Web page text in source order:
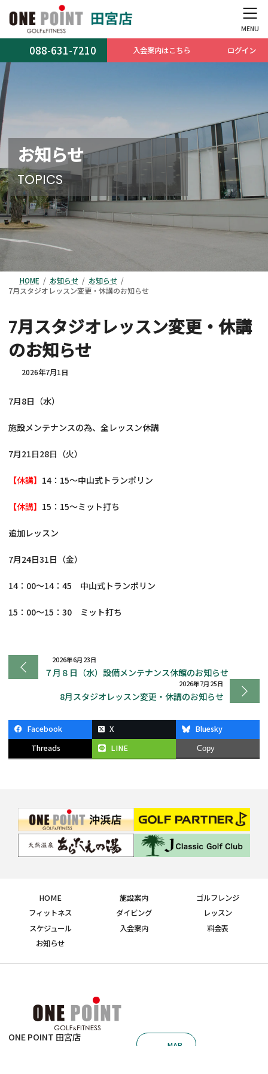
ン
へ
ス
キ
ッ
プ
ー
ョ
ン
に
移
動
088-631-7210 入会案内はこちら ログイン
お知らせ
TOPICS
HOME お知らせ
お知らせ
7月スタジオレッスン変更・休講のお知らせ
7月スタジオレッスン変更・休講
のお知らせ
2026年7月1日
7月8日（水）
施設メンテナンスの為、全レッスン休講
7月21日28日（火）
【休講】 14：15～中山式トランポリン
【休講】 15：15～ミット打ち
追加レッスン
7月24日31日（金）
14：00～14：45 中山式トランポリン
15：00～15：30 ミット打ち
2026年6月23日
７月８日（水）設備メンテナンス休館のお知らせ
2026年7月25日
8月スタジオレッスン変更・休講のお知らせ
Facebook X
Bluesky
Threads
LINE Copy
HOME 施設案内
ゴルフレンジ
フィットネス
ダイビング
レッスン
スケジュール
入会案内
料金表
お知らせ
ONE POINT 田宮店
MAP